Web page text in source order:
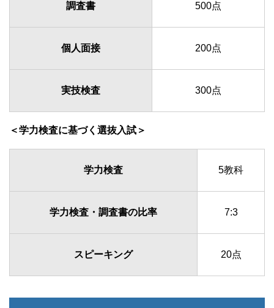
調査書 500点
個人面接 200点
実技検査 300点
＜学力検査に基づく選抜入試＞
学力検査 5教科
学力検査・調査書の比率 7:3
スピーキング 20点